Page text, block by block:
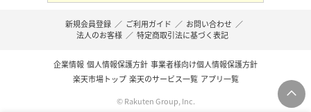
新規会員登録 ／ ご利用ガイド ／ お問い合わせ ／
法人のお客様 ／ 特定商取引法に基づく表記
企業情報 個人情報保護方針 事業者様向け個人情報保護方針
楽天市場トップ 楽天のサービス一覧 アプリ一覧
© Rakuten Group, Inc.